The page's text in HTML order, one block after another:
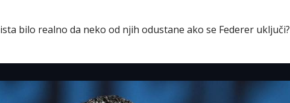
bilo realno da neko od njih odustane ako se Federer uključi?